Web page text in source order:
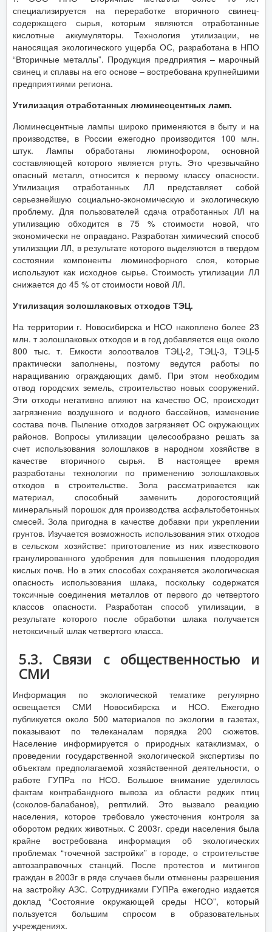
специализируется на переработке вторичного свинец-
содержащего сырья, которым являются отработанные
кислотные аккумуляторы. Технология утилизации, не
наносящая экологического ущерба ОС, разработана в НПО
“Вторичные металлы”. Продукция предприятия – марочный
свинец и сплавы на его основе – востребована крупнейшими
предприятиями региона.
Утилизация отработанных люминесцентных ламп.
Люминесцентные лампы широко применяются в быту и на
производстве, в России ежегодно производится 100 млн.
штук. Лампы обработаны люминофором, основной
составляющей которого является ртуть. Это чрезвычайно
опасный металл, относится к первому классу опасности.
Утилизация отработанных ЛЛ представляет собой
серьезнейшую социально-экономическую и экологическую
проблему. Для пользователей сдача отработанных ЛЛ на
утилизацию обходится в 75 % стоимости новой, что
экономически не оправдано. Разработан химический способ
утилизации ЛЛ, в результате которого выделяются в твердом
состоянии компоненты люминофорного слоя, которые
используют как исходное сырье. Стоимость утилизации ЛЛ
снижается до 45 % от стоимости новой ЛЛ.
Утилизация золошлаковых отходов ТЭЦ.
На территории г. Новосибирска и НСО накоплено более 23
млн. т золошлаковых отходов и в год добавляется еще около
800 тыс. т. Емкости золоотвалов ТЭЦ-2, ТЭЦ-3, ТЭЦ-5
практически заполнены, поэтому ведутся работы по
наращиванию ограждающих дамб. При этом необходим
отвод городских земель, строительство новых сооружений.
Эти отходы негативно влияют на качество ОС, происходит
загрязнение воздушного и водного бассейнов, изменение
состава почв. Пыление отходов загрязняет ОС окружающих
районов. Вопросы утилизации целесообразно решать за
счет использования золошлаков в народном хозяйстве в
качестве вторичного сырья. В настоящее время
разработаны технологии по применению золошлаковых
отходов в строительстве. Зола рассматривается как
материал, способный заменить дорогостоящий
минеральный порошок для производства асфальтобетонных
смесей. Зола пригодна в качестве добавки при укреплении
грунтов. Изучается возможность использования этих отходов
в сельском хозяйстве: приготовление из них известкового
гранулированного удобрения для повышения плодородия
кислых почв. Но в этих способах сохраняется экологическая
опасность использования шлака, поскольку содержатся
токсичные соединения металлов от первого до четвертого
классов опасности. Разработан способ утилизации, в
результате которого после обработки шлака получается
нетоксичный шлак четвертого класса.
5.3. Связи с общественностью и
СМИ
Информация по экологической тематике регулярно
освещается СМИ Новосибирска и НСО. Ежегодно
публикуется около 500 материалов по экологии в газетах,
показывают по телеканалам порядка 200 сюжетов.
Население информируется о природных катаклизмах, о
проведении государственной экологической экспертизы по
объектам предполагаемой хозяйственной деятельности, о
работе ГУПРа по НСО. Большое внимание уделялось
фактам контрабандного вывоза из области редких птиц
(соколов-балабанов), рептилий. Это вызвало реакцию
населения, которое требовало ужесточения контроля за
оборотом редких животных. С 2003г. среди населения была
крайне востребована информация об экологических
проблемах “точечной застройки” в городе, о строительстве
автозаправочных станций. После протестов и митингов
граждан в 2003г в ряде случаев были отменены разрешения
на застройку АЗС. Сотрудниками ГУПРа ежегодно издается
доклад “Состояние окружающей среды НСО”, который
пользуется большим спросом в образовательных
учреждениях.